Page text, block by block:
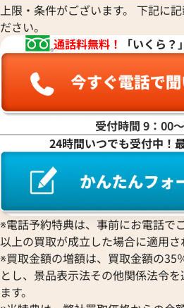
上限・条件がございます。 下記に
ださい。
通話料無料！
「いくら
受付時間 9：00
24時間いつでも受付中！
※電話予約特典は、事前にお電話で
以上の買取が成立した場合に適用さ
※買取金額の増額は、買取金額の35
とし、景品表示法その他関係法令
ます。